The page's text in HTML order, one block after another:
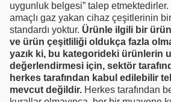
uygunluk belgesi” talep
amaçlı gaz yakan cihaz çeşitlerinin
standardı yoktur. Ürünle ilgili bir ürün
ve ürün çeşitliliği oldukça fazla
yazık ki, bu kategorideki ürünlerin
değerlendirmesi için, sektör
herkes tarafından kabul edilebilir
mevcut değildir. Herkes tarafından